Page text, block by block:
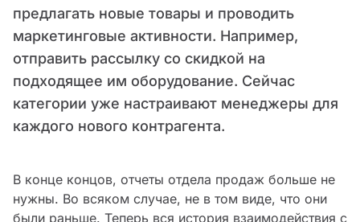
предлагать новые товары и проводить
маркетинговые активности. Например,
отправить рассылку со скидкой на
подходящее им оборудование. Сейчас
категории уже настраивают менеджеры для
каждого нового контрагента.
В конце концов, отчеты отдела продаж больше не
нужны. Во всяком случае, не в том виде, что они
были раньше. Теперь вся история взаимодействия с